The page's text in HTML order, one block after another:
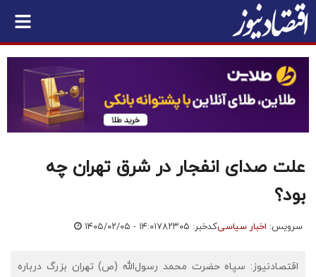
علت صدای انفجار در شرق تهران چه
بود؟
سرویس: اخبار سیاسیکدخبر: ۷۸۲۳۰۵ ۱۴۰۵/۰۲/۰۵ - ۱۴:۰۱
اقتصادنیوز: سپاه حضرت محمد رسول‌الله (ص) تهران بزرگ درباره